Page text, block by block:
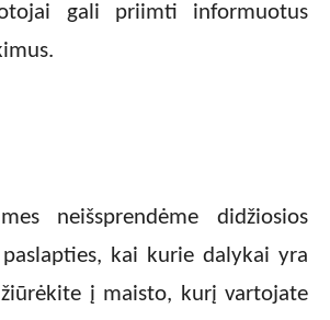
gali priimti informuotus
neišsprendėme didžiosios
kai kurie dalykai yra
žiūrėkite į maisto, kurį vartojate